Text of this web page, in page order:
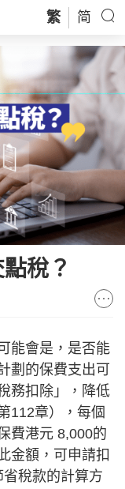
繁 简
稅？
能會是，是否能
劃的保費支出可
務扣除」，降低
112章），每個
費港元 8,000的
金額，可申請扣
稅款的計算方